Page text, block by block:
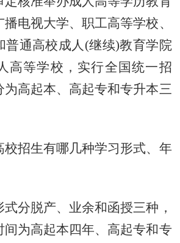
电视大学、职工高等学校、
普通高校成人(继续)教育学院
高等学校，实行全国统一招
高起本、高起专和专升本三
校招生有哪几种学习形式、年
分脱产、业余和函授三种，
间为高起本四年、高起专和专